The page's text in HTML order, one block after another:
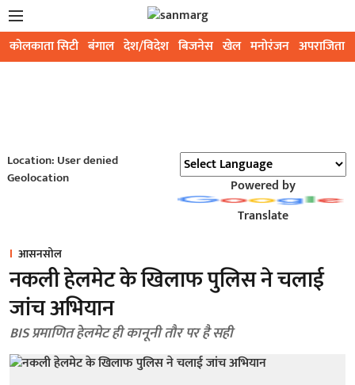
कोलकाता सिटी बंगाल देश/विदेश बिजनेस खेल मनोरंजन अपराजिता
Location: User denied
Geolocation
Powered by
Translate
आसनसोल
नकली हेलमेट के खिलाफ पुलिस ने चलाई
जांच अभियान
BIS प्रमाणित हेलमेट ही कानूनी तौर पर है सही